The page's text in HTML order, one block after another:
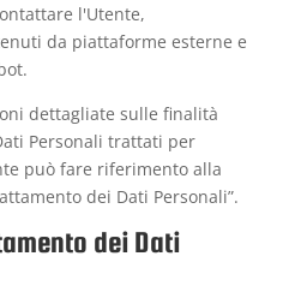
l'Utente,
da piattaforme esterne e
dettagliate sulle finalità
Personali trattati per
può fare riferimento alla
dei Dati Personali”.
dei Dati